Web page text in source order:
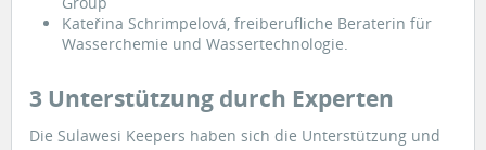
Kateřina Schrimpelová, freiberufliche Beraterin für
Wasserchemie und Wassertechnologie.
3 Unterstützung durch Experten
Die Sulawesi Keepers haben sich die Unterstützung und